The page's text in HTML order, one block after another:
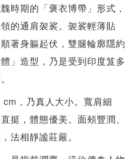
時期的「褒衣博帶」形式，
的通肩袈裟。袈裟輕薄貼
著身軀起伏，雙腿輪廓隱約
」造型，乃是受到印度笈多
，乃真人大小。寬肩細
挺，體態優美。面頰豐潤、
法相靜謐莊嚴。